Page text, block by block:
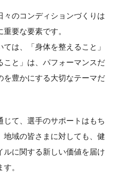
々のコンディションづくりは
要な要素です。
は、「身体を整えること」
こと」は、パフォーマンスだ
を豊かにする大切なテーマだ
じて、選手のサポートはもち
地域の皆さまに対しても、健
ルに関する新しい価値を届け
。